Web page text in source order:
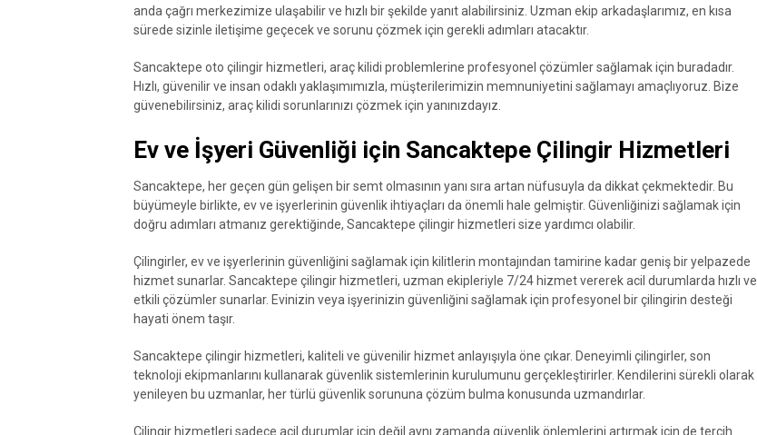
anda çağrı merkezimize ulaşabilir ve hızlı bir şekilde yanıt alabilirsiniz. Uzman ekip arkadaşlarımız, en kısa
sürede sizinle iletişime geçecek ve sorunu çözmek için gerekli adımları atacaktır.
Sancaktepe oto çilingir hizmetleri, araç kilidi problemlerine profesyonel çözümler sağlamak için buradadır.
Hızlı, güvenilir ve insan odaklı yaklaşımımızla, müşterilerimizin memnuniyetini sağlamayı amaçlıyoruz. Bize
güvenebilirsiniz, araç kilidi sorunlarınızı çözmek için yanınızdayız.
Ev ve İşyeri Güvenliği için Sancaktepe Çilingir Hizmetleri
Sancaktepe, her geçen gün gelişen bir semt olmasının yanı sıra artan nüfusuyla da dikkat çekmektedir. Bu
büyümeyle birlikte, ev ve işyerlerinin güvenlik ihtiyaçları da önemli hale gelmiştir. Güvenliğinizi sağlamak için
doğru adımları atmanız gerektiğinde, Sancaktepe çilingir hizmetleri size yardımcı olabilir.
Çilingirler, ev ve işyerlerinin güvenliğini sağlamak için kilitlerin montajından tamirine kadar geniş bir yelpazede
hizmet sunarlar. Sancaktepe çilingir hizmetleri, uzman ekipleriyle 7/24 hizmet vererek acil durumlarda hızlı ve
etkili çözümler sunarlar. Evinizin veya işyerinizin güvenliğini sağlamak için profesyonel bir çilingirin desteği
hayati önem taşır.
Sancaktepe çilingir hizmetleri, kaliteli ve güvenilir hizmet anlayışıyla öne çıkar. Deneyimli çilingirler, son
teknoloji ekipmanlarını kullanarak güvenlik sistemlerinin kurulumunu gerçekleştirirler. Kendilerini sürekli olarak
yenileyen bu uzmanlar, her türlü güvenlik sorununa çözüm bulma konusunda uzmandırlar.
Çilingir hizmetleri sadece acil durumlar için değil aynı zamanda güvenlik önlemlerini artırmak için de tercih